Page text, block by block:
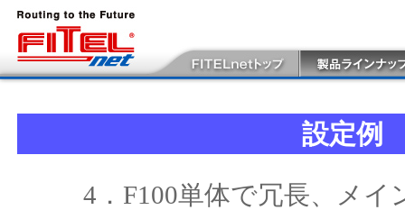
設定例
4．F100単体で冗長、メイ